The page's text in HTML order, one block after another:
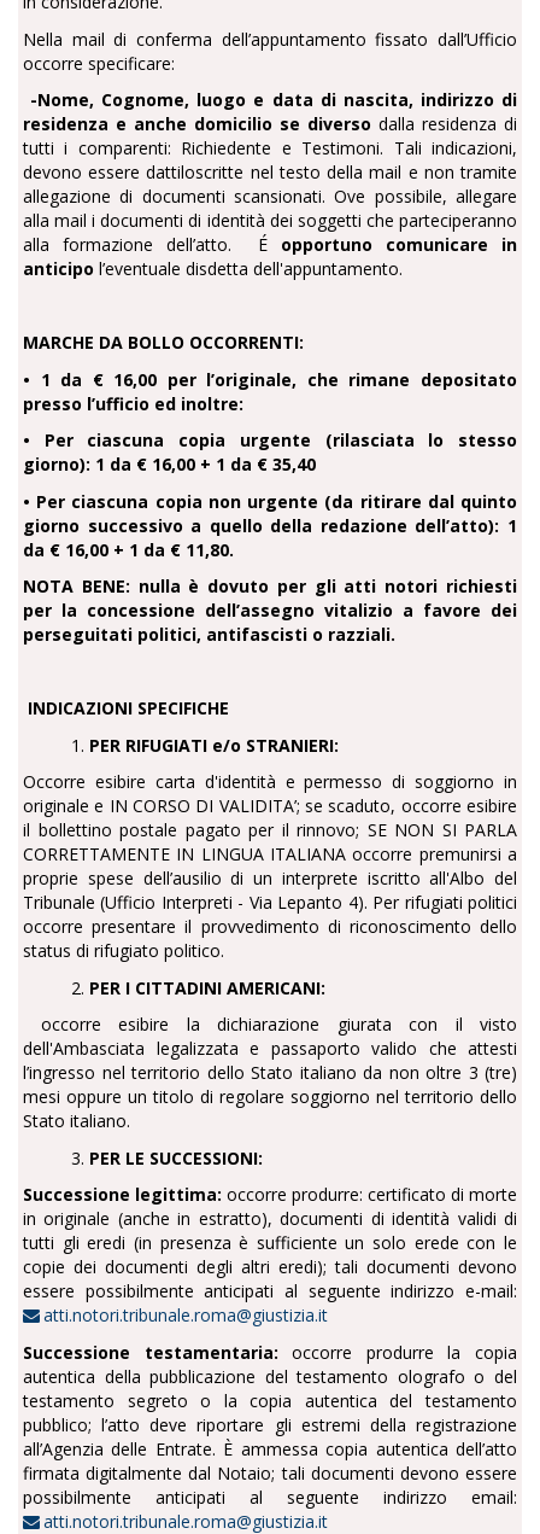
Nella mail di conferma dell’appuntamento fissato dall’Ufficio
occorre specificare:
-Nome, Cognome, luogo e data di nascita, indirizzo di
residenza e anche domicilio se diverso dalla residenza di
tutti i comparenti: Richiedente e Testimoni. Tali indicazioni,
devono essere dattiloscritte nel testo della mail e non tramite
allegazione di documenti scansionati. Ove possibile, allegare
alla mail i documenti di identità dei soggetti che parteciperanno
alla formazione dell’atto. É opportuno comunicare in
anticipo l’eventuale disdetta dell'appuntamento.
MARCHE DA BOLLO OCCORRENTI:
• 1 da € 16,00 per l’originale, che rimane depositato
presso l’ufficio ed inoltre:
• Per ciascuna copia urgente (rilasciata lo stesso
giorno): 1 da € 16,00 + 1 da € 35,40
• Per ciascuna copia non urgente (da ritirare dal quinto
giorno successivo a quello della redazione dell’atto): 1
da € 16,00 + 1 da € 11,80.
NOTA BENE: nulla è dovuto per gli atti notori richiesti
per la concessione dell’assegno vitalizio a favore dei
perseguitati politici, antifascisti o razziali.
INDICAZIONI SPECIFICHE
1. PER RIFUGIATI e/o STRANIERI:
Occorre esibire carta d'identità e permesso di soggiorno in
originale e IN CORSO DI VALIDITA’; se scaduto, occorre esibire
il bollettino postale pagato per il rinnovo; SE NON SI PARLA
CORRETTAMENTE IN LINGUA ITALIANA occorre premunirsi a
proprie spese dell’ausilio di un interprete iscritto all'Albo del
Tribunale (Ufficio Interpreti - Via Lepanto 4). Per rifugiati politici
occorre presentare il provvedimento di riconoscimento dello
status di rifugiato politico.
2. PER I CITTADINI AMERICANI:
occorre esibire la dichiarazione giurata con il visto
dell'Ambasciata legalizzata e passaporto valido che attesti
l’ingresso nel territorio dello Stato italiano da non oltre 3 (tre)
mesi oppure un titolo di regolare soggiorno nel territorio dello
Stato italiano.
3. PER LE SUCCESSIONI:
Successione legittima: occorre produrre: certificato di morte
in originale (anche in estratto), documenti di identità validi di
tutti gli eredi (in presenza è sufficiente un solo erede con le
copie dei documenti degli altri eredi); tali documenti devono
essere possibilmente anticipati al seguente indirizzo e-mail:
atti.notori.tribunale.roma@giustizia.it
Successione testamentaria: occorre produrre la copia
autentica della pubblicazione del testamento olografo o del
testamento segreto o la copia autentica del testamento
pubblico; l’atto deve riportare gli estremi della registrazione
all’Agenzia delle Entrate. È ammessa copia autentica dell’atto
firmata digitalmente dal Notaio; tali documenti devono essere
possibilmente anticipati al seguente indirizzo email:
atti.notori.tribunale.roma@giustizia.it